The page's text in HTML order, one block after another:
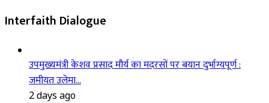
Interfaith Dialogue
उपमुख्यमंत्री केशव प्रसाद मौर्य का मदरसों पर बयान दुर्भाग्यपूर्ण :
जमीयत उलेमा…
2 days ago